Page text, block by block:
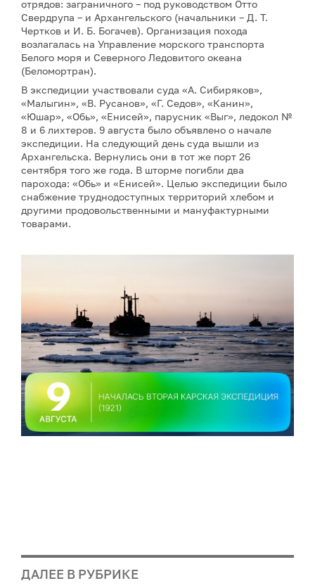
отрядов: заграничного – под руководством Отто
Свердрупа – и Архангельского (начальники – Д. Т.
Чертков и И. Б. Богачев). Организация похода
возлагалась на Управление морского транспорта
Белого моря и Северного Ледовитого океана
(Беломортран).
В экспедиции участвовали суда «А. Сибиряков»,
«Малыгин», «В. Русанов», «Г. Седов», «Канин»,
«Юшар», «Обь», «Енисей», парусник «Выг», ледокол №
8 и 6 лихтеров. 9 августа было объявлено о начале
экспедиции. На следующий день суда вышли из
Архангельска. Вернулись они в тот же порт 26
сентября того же года. В шторме погибли два
парохода: «Обь» и «Енисей». Целью экспедиции было
снабжение труднодоступных территорий хлебом и
другими продовольственными и мануфактурными
товарами.
ДАЛЕЕ В РУБРИКЕ